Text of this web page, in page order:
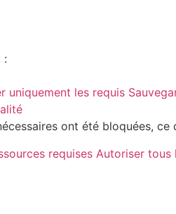
:
uniquement les requis
ont été bloquées,
requises Autoriser tous